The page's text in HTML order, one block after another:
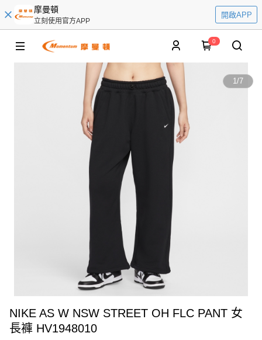
摩曼頓
立刻使用官方APP
開啟APP
0
1/7
NIKE AS W NSW STREET OH FLC PANT 女
長褲 HV1948010